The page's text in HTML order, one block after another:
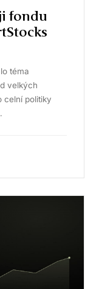
fondu
téma
velkých
celní politiky